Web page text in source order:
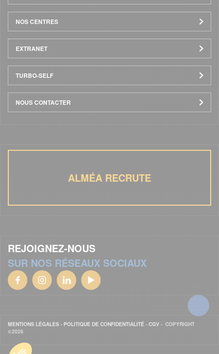
NOS CENTRES
EXTRANET
TURBO-SELF
NOUS CONTACTER
ALMÉA RECRUTE
REJOIGNEZ-NOUS
SUR NOS RÉSEAUX SOCIAUX
MENTIONS LÉGALES - POLITIQUE DE CONFIDENTIALITÉ - CGV - COPYRIGHT
©2026